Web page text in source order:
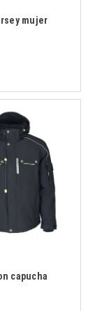
mujer
capucha